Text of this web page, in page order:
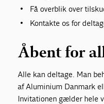
Få overblik over
Kontakte os for
Åbent for
Alle kan deltage. Man
af Aluminium Danmark
Invitationen gælder hele